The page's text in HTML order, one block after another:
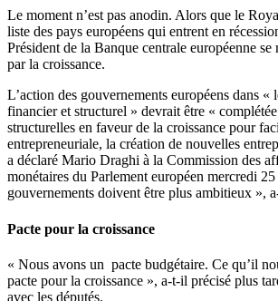
Le moment n’est pas anodin. Alors que le
liste des pays européens qui entrent en
Président de la Banque centrale européenne se
par la croissance.
L’action des gouvernements européens dans «
financier et structurel » devrait être «
structurelles en faveur de la croissance pour
entrepreneuriale, la création de nouvelles
a déclaré Mario Draghi à la Commission des
monétaires du Parlement européen mercredi
gouvernements doivent être plus ambitieux »,
Pacte pour la croissance
« Nous avons un pacte budgétaire. Ce qu’il
pacte pour la croissance », a-t-il précisé plus
avec les députés.